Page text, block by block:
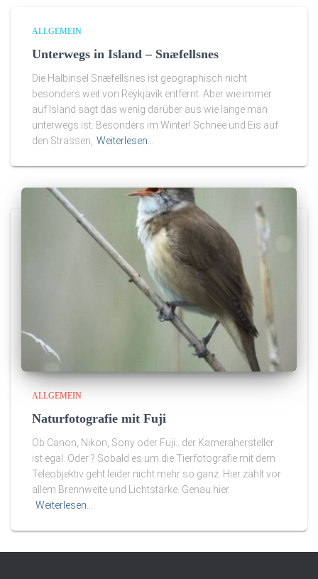
ALLGEMEIN
Unterwegs in Island – Snæfellsnes
Die Halbinsel Snæfellsnes ist geographisch nicht
besonders weit von Reykjavík entfernt. Aber wie immer
auf Island sagt das wenig darüber aus wie lange man
unterwegs ist. Besonders im Winter! Schnee und Eis auf
den Strassen, Weiterlesen…
ALLGEMEIN
Naturfotografie mit Fuji
Ob Canon, Nikon, Sony oder Fuji.. der Kamerahersteller
ist egal. Oder ? Sobald es um die Tierfotografie mit dem
Teleobjektiv geht leider nicht mehr so ganz. Hier zählt vor
allem Brennweite und Lichtstärke. Genau hier
Weiterlesen…